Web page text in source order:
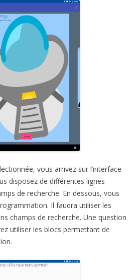
vous arrivez sur l’interface
disposez de différentes lignes
de recherche. En dessous, vous
Il faudra utiliser les
champs de recherche. Une question
utiliser les blocs permettant de